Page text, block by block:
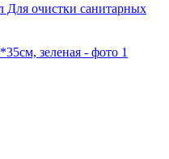
очистки санитарных